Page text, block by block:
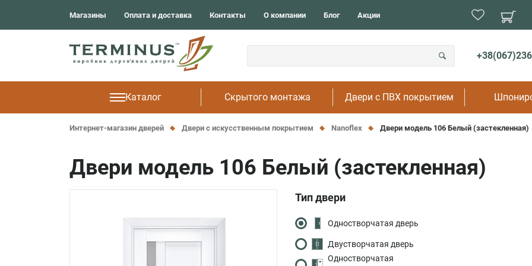
Магазины Оплата и доставка Контакты О компании Блог Акции
Каталог Скрытого монтажа Двери с ПВХ покрытием
Light
Окрашенные
Cardium Porta
Frezato
г. Тернополь
В кухню
В туалет
На дачу
Интернет-магазин дверей Двери с искусственным покрытием Nanoflex Двери модель 106 Белый (застекленная)
Двери модель 106 Белый (застекленная)
Тип двери
Одностворчатая дверь
Двустворчатая дверь
Одностворчатая